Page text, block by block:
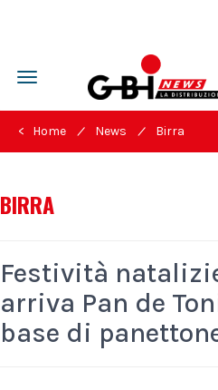
Toggle
navigation
< Home / News / Birra
BIRRA
Festività
arriva Pan de
base di